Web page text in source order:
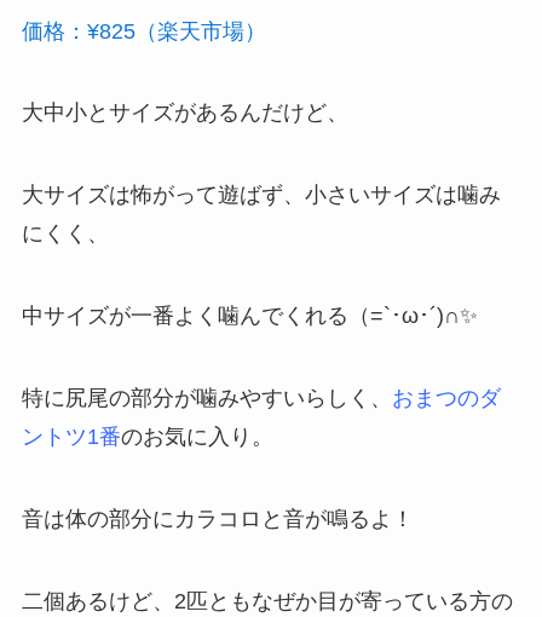
価格：¥825（楽天市場）
大中小とサイズがあるんだけど、
大サイズは怖がって遊ばず、小さいサイズは噛み
にくく、
中サイズが一番よく噛んでくれる（=`･ω･´)∩︎✨
特に尻尾の部分が噛みやすいらしく、 おまつのダ
ントツ1番のお気に入り。
音は体の部分にカラコロと音が鳴るよ！
二個あるけど、2匹ともなぜか目が寄っている方の